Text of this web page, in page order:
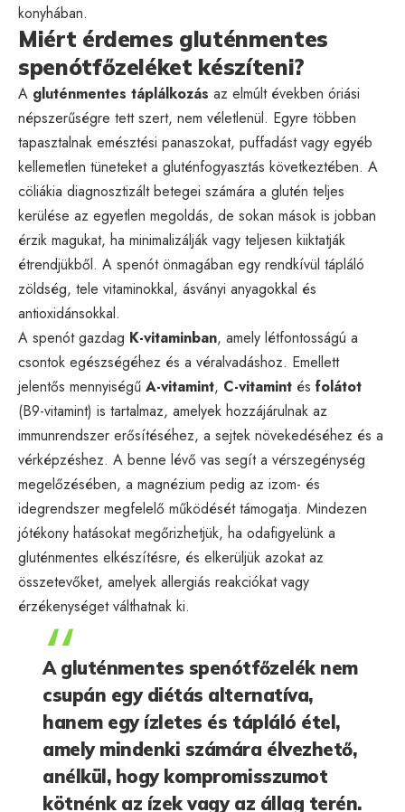
konyhában.
Miért érdemes gluténmentes
spenótfőzeléket készíteni?
A gluténmentes táplálkozás az elmúlt években óriási
népszerűségre tett szert, nem véletlenül. Egyre többen
tapasztalnak emésztési panaszokat, puffadást vagy egyéb
kellemetlen tüneteket a gluténfogyasztás következtében. A
cöliákia diagnosztizált betegei számára a glutén teljes
kerülése az egyetlen megoldás, de sokan mások is jobban
érzik magukat, ha minimalizálják vagy teljesen kiiktatják
étrendjükből. A spenót önmagában egy rendkívül tápláló
zöldség, tele vitaminokkal, ásványi anyagokkal és
antioxidánsokkal.
A spenót gazdag K-vitaminban, amely létfontosságú a
csontok egészségéhez és a véralvadáshoz. Emellett
jelentős mennyiségű A-vitamint, C-vitamint és folátot
(B9-vitamint) is tartalmaz, amelyek hozzájárulnak az
immunrendszer erősítéséhez, a sejtek növekedéséhez és a
vérképzéshez. A benne lévő vas segít a vérszegénység
megelőzésében, a magnézium pedig az izom- és
idegrendszer megfelelő működését támogatja. Mindezen
jótékony hatásokat megőrizhetjük, ha odafigyelünk a
gluténmentes elkészítésre, és elkerüljük azokat az
összetevőket, amelyek allergiás reakciókat vagy
érzékenységet válthatnak ki.
A gluténmentes spenótfőzelék nem
csupán egy diétás alternatíva,
hanem egy ízletes és tápláló étel,
amely mindenki számára élvezhető,
anélkül, hogy kompromisszumot
kötnénk az ízek vagy az állag terén.